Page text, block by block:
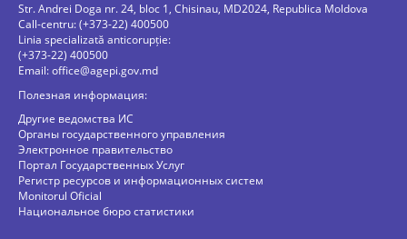
Str. Andrei Doga nr. 24, bloc 1, Chisinau, MD2024, Republica Moldova
Call-centru: (+373-22) 400500
Linia specializată anticorupție:
(+373-22) 400500
Email:office@agepi.gov.md
Полезная информация:
Другие ведомства ИС
Органы государственного управления
Электронное правительство
Портал Государственных Услуг
Регистр ресурсов и информационных систем
Monitorul Oficial
Национальное бюро статистики